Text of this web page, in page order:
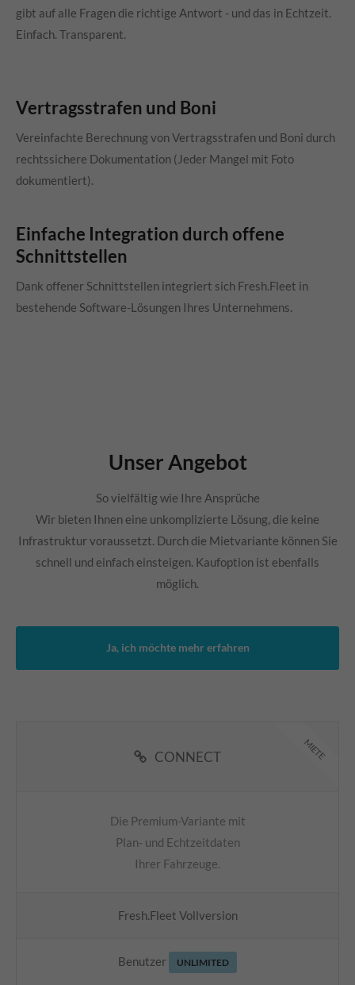
gibt auf alle Fragen die richtige Antwort - und das in Echtzeit.
Einfach. Transparent.
Vertragsstrafen und Boni
Vereinfachte Berechnung von Vertragsstrafen und Boni durch
rechtssichere Dokumentation (Jeder Mangel mit Foto
dokumentiert).
Einfache Integration durch offene
Schnittstellen
Dank offener Schnittstellen integriert sich Fresh.Fleet in
bestehende Software-Lösungen Ihres Unternehmens.
Unser Angebot
So vielfältig wie Ihre Ansprüche
Wir bieten Ihnen eine unkomplizierte Lösung, die keine
Infrastruktur voraussetzt. Durch die Mietvariante können Sie
schnell und einfach einsteigen. Kaufoption ist ebenfalls
möglich.
Ja, ich möchte mehr erfahren
CONNECT
Die Premium-Variante mit
Plan- und Echtzeitdaten
Ihrer Fahrzeuge.
Fresh.Fleet Vollversion
Benutzer UNLIMITED
MIETE